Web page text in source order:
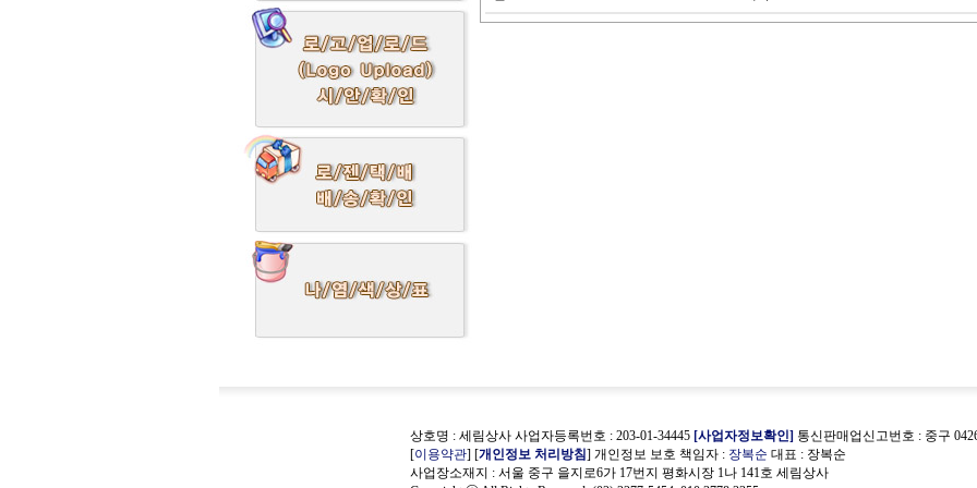
상호명 : 세림상사 사업자등록번호 : 203-01-34445 [사업자정보확인] 통신판매업신고번호 : 중구
[이용약관] [개인정보 처리방침] 개인정보 보호 책임자 : 장복순 대표 : 장복순
사업장소재지 : 서울 중구 을지로6가 17번지 평화시장 1나 141호 세림상사